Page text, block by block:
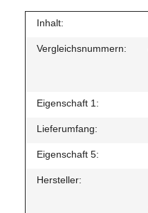
Inhalt:
Vergleichsnummern:
Eigenschaft 1:
Lieferumfang:
Eigenschaft 5:
Hersteller: